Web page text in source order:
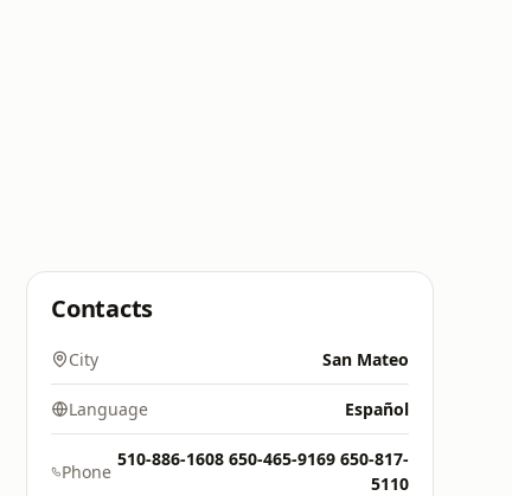
Contacts
City San Mateo
Language Español
Phone
510-886-1608 650-465-9169 650-817-
5110